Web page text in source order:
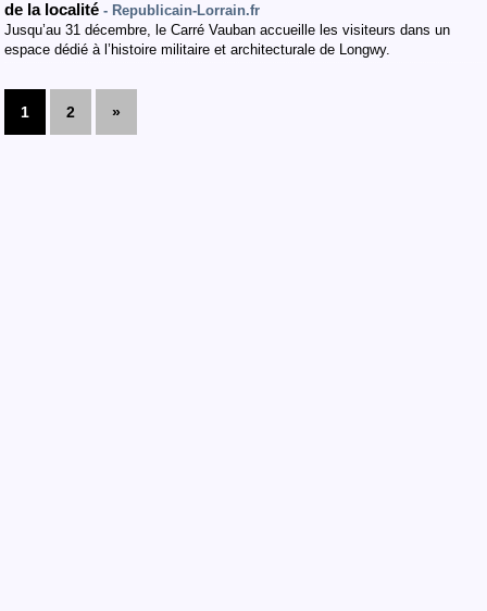
de la localité - Republicain-Lorrain.fr
Jusqu’au 31 décembre, le Carré Vauban accueille les visiteurs dans un
espace dédié à l’histoire militaire et architecturale de Longwy.
1 2 »